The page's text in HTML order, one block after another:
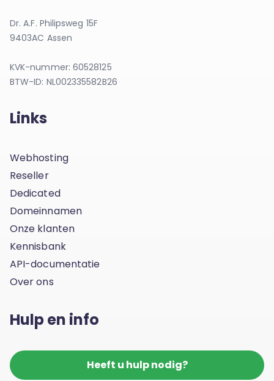
Dr. A.F. Philipsweg 15F
9403AC Assen
KVK-nummer: 60528125
BTW-ID: NL002335582B26
Links
Webhosting
Reseller
Dedicated
Domeinnamen
Onze klanten
Kennisbank
API-documentatie
Over ons
Hulp en info
Heeft u hulp nodig?